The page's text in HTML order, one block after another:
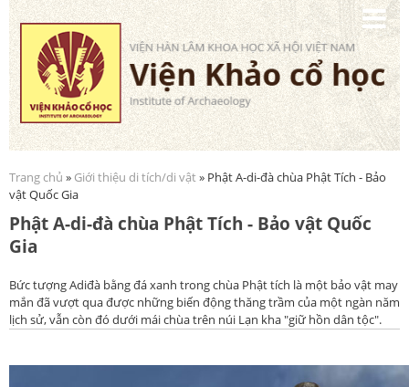
Nhảy
đến
nội
dung
Bạn đang ở đây
Trang chủ » Giới thiệu di tích/di vật» Phật A-di-đà chùa Phật Tích - Bảo
vật Quốc Gia
Phật A-di-đà chùa Phật Tích - Bảo vật Quốc
Gia
Bức tượng Adiđà bằng đá xanh trong chùa Phật tích là một bảo vật may
mắn đã vượt qua được những biến động thăng trầm của một ngàn năm
lịch sử, vẫn còn đó dưới mái chùa trên núi Lạn kha "giữ hồn dân tộc".